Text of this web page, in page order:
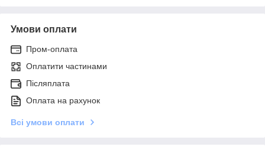
Умови оплати
Пром-оплата
Оплатити частинами
Післяплата
Оплата на рахунок
Всі умови оплати